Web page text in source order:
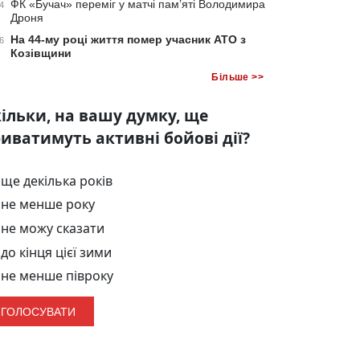
ФК «Бучач» переміг у матчі пам’яті Володимира
Дроня
На 44-му році життя помер учасник АТО з
Козівщини
Більше >>
на вашу думку, ще
активні бойові дії?
ще декілька років
не менше року
не можу сказати
до кінця цієї зими
не менше півроку